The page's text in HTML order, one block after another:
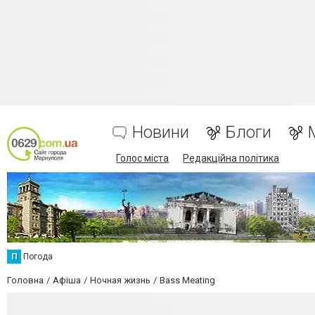
Новини Блоги
Голос міста Редакційна політика
П Погода
Головна Афіша Ночная жизнь Bass Meating